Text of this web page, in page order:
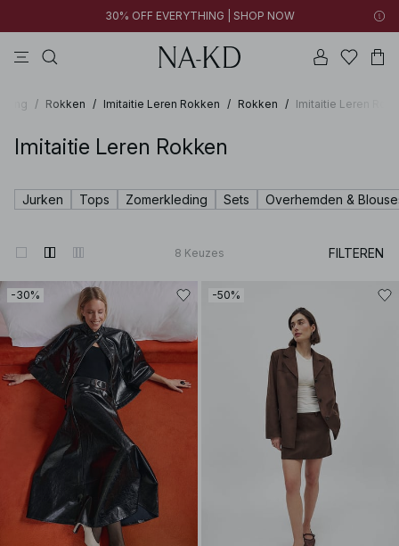
30% OFF EVERYTHING | SHOP NOW
/ Rokken / Imitaitie Leren Rokken / Rokken / Imitaitie Leren
Imitaitie Leren Rokken
Jurken Tops Zomerkleding Sets Overhemden &
8 Keuzes FILTEREN
-30% -50%